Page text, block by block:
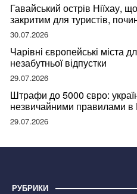
Гавайський острів Ніїхау,
закритим для туристів,
відвідувачів
30.07.2026
Чарівні європейські міста
незабутньої відпустки
29.07.2026
Штрафи до 5000 євро:
незвичайними правилами в
правдою
29.07.2026
РУБРИКИ